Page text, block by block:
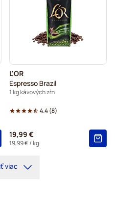
L'OR
Espresso Brazil
1 kg kávových zŕn
4.4(8)
19,99 €
19,99 €/ kg.
viac